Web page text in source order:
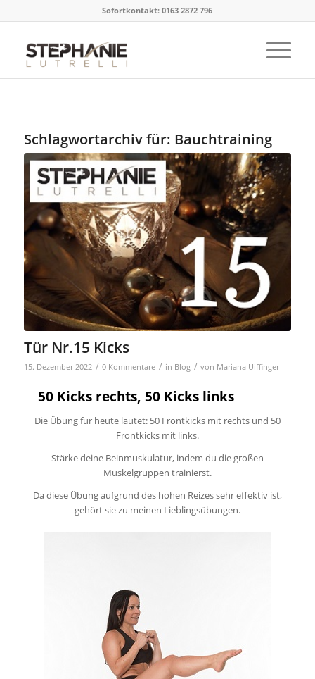
Sofortkontakt: 0163 2872 796
Schlagwortarchiv für: Bauchtraining
Tür Nr.15 Kicks
15. Dezember 2022 / 0 Kommentare / in Blog / von Mariana Uiffinger
50 Kicks rechts, 50 Kicks links
Die Übung für heute lautet: 50 Frontkicks mit rechts und 50
Frontkicks mit links.
Stärke deine Beinmuskulatur, indem du die großen
Muskelgruppen trainierst.
Da diese Übung aufgrund des hohen Reizes sehr effektiv ist,
gehört sie zu meinen Lieblingsübungen.